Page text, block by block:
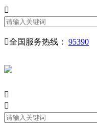
全国服务热线： 95390